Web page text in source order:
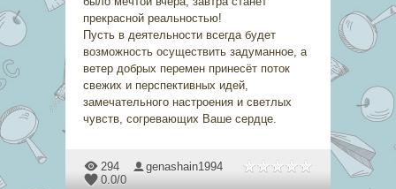
прекрасной реальностью!
Пусть в деятельности всегда будет
возможность осуществить задуманное, а
ветер добрых перемен принесёт поток
свежих и перспективных идей,
замечательного настроения и светлых
чувств, согревающих Ваше сердце.
294
genashain1994
0.0/0